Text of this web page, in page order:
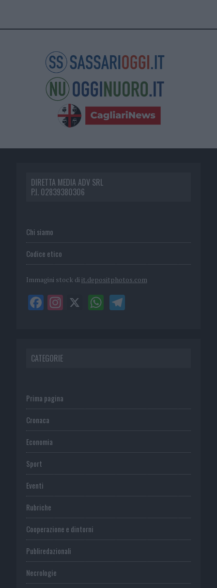
DIRETTA MEDIA ADV SRL
P.I. 02839380306
Chi siamo
Codice etico
Immagini stock di it.depositphotos.com
CATEGORIE
Prima pagina
Cronaca
Economia
Sport
Eventi
Rubriche
Cooperazione e dintorni
Publiredazionali
Necrologie